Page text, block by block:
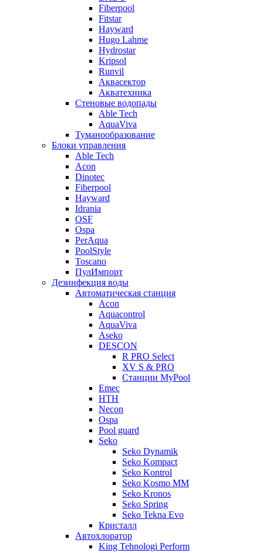
Fiberpool
Fitstar
Hayward
Hugo Lahme
Hydrostar
Kripsol
Runvil
Аквасектор
Акватехника
Стеновые водопады
Able Tech
AquaViva
Туманообразование
Блоки управления
Able Tech
Acon
Dinotec
Fiberpool
Hayward
Idrania
OSF
Ospa
PerAqua
PoolStyle
Toscano
ПулИмпорт
Дезинфекция воды
Автоматическая станция
Acon
Aquacontrol
AquaViva
Aseko
DESCON
R PRO Select
XV S & PRO
Станции MyPool
Emec
HTH
Necon
Ospa
Pool guard
Seko
Seko Dynamik
Seko Kompact
Seko Kontrol
Seko Kosmo MM
Seko Kronos
Seko Spring
Seko Tekna Evo
Кристалл
Автохлоратор
King Tehnologi Perform